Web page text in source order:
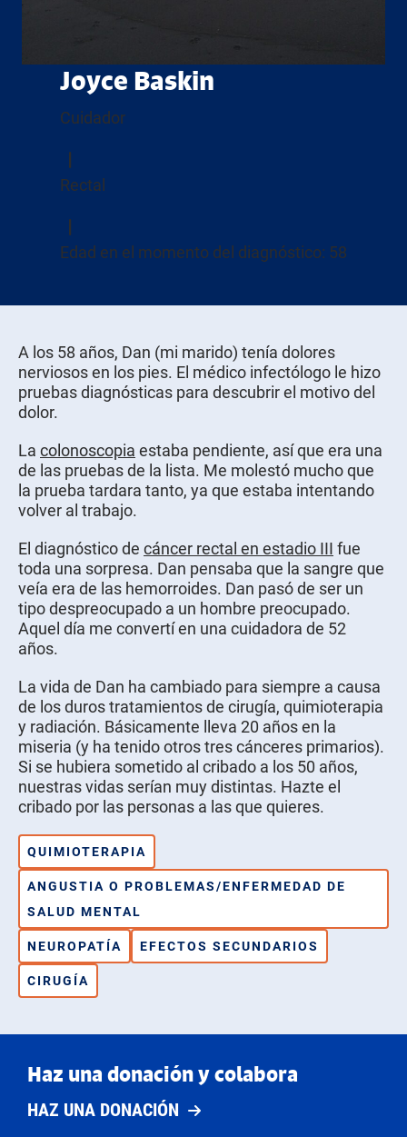
Joyce Baskin
Cuidador
Rectal
Edad en el momento del diagnóstico: 58
A los 58 años, Dan (mi marido) tenía dolores
nerviosos en los pies. El médico infectólogo le hizo
pruebas diagnósticas para descubrir el motivo del
dolor.
La colonoscopia estaba pendiente, así que era una
de las pruebas de la lista. Me molestó mucho que
la prueba tardara tanto, ya que estaba intentando
volver al trabajo.
El diagnóstico de cáncer rectal en estadio III fue
toda una sorpresa. Dan pensaba que la sangre que
veía era de las hemorroides. Dan pasó de ser un
tipo despreocupado a un hombre preocupado.
Aquel día me convertí en una cuidadora de 52
años.
La vida de Dan ha cambiado para siempre a causa
de los duros tratamientos de cirugía, quimioterapia
y radiación. Básicamente lleva 20 años en la
miseria (y ha tenido otros tres cánceres primarios).
Si se hubiera sometido al cribado a los 50 años,
nuestras vidas serían muy distintas. Hazte el
cribado por las personas a las que quieres.
QUIMIOTERAPIA
ANGUSTIA O PROBLEMAS/ENFERMEDAD DE
SALUD MENTAL
NEUROPATÍA
EFECTOS SECUNDARIOS
CIRUGÍA
Haz una donación y colabora
HAZ UNA DONACIÓN